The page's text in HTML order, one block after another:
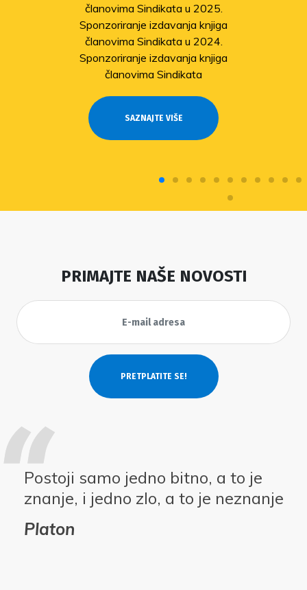
članovima Sindikata u 2025.
Sponzoriranje izdavanja knjiga
članovima Sindikata u 2024.
Sponzoriranje izdavanja knjiga
članovima Sindikata
SAZNAJTE VIŠE
PRIMAJTE NAŠE NOVOSTI
Postoji samo jedno bitno, a to je
znanje, i jedno zlo, a to je neznanje
Platon